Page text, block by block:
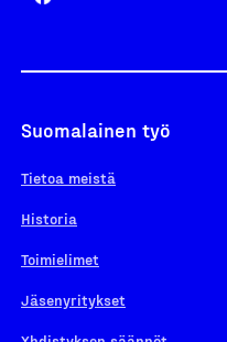
Suomalainen työ
Tietoa meistä
Historia
Toimielimet
Jäsenyritykset